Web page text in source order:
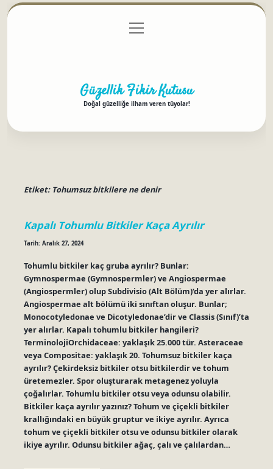
Gizlilik Politikası
menüyü
aç
Güzellik Fikir Kutusu
Doğal güzelliğe ilham veren tüyolar!
Etiket: Tohumsuz bitkilere ne denir
Kapalı Tohumlu Bitkiler Kaça Ayrılır
Tarih: Aralık 27, 2024
Tohumlu bitkiler kaç gruba ayrılır? Bunlar:
Gymnospermae (Gymnospermler) ve Angiospermae
(Angiospermler) olup Subdivisio (Alt Bölüm)’da yer alırlar.
Angiospermae alt bölümü iki sınıftan oluşur. Bunlar;
Monocotyledonae ve Dicotyledonae’dir ve Classis (Sınıf)’ta
yer alırlar. Kapalı tohumlu bitkiler hangileri?
TerminolojiOrchidaceae: yaklaşık 25.000 tür. Asteraceae
veya Compositae: yaklaşık 20. Tohumsuz bitkiler kaça
ayrılır? Çekirdeksiz bitkiler otsu bitkilerdir ve tohum
üretemezler. Spor oluşturarak metagenez yoluyla
çoğalırlar. Tohumlu bitkiler otsu veya odunsu olabilir.
Bitkiler kaça ayrılır yazınız? Tohum ve çiçekli bitkiler
krallığındaki en büyük gruptur ve ikiye ayrılır. Ayrıca
tohum ve çiçekli bitkiler otsu ve odunsu bitkiler olarak
ikiye ayrılır. Odunsu bitkiler ağaç, çalı ve çalılardan…